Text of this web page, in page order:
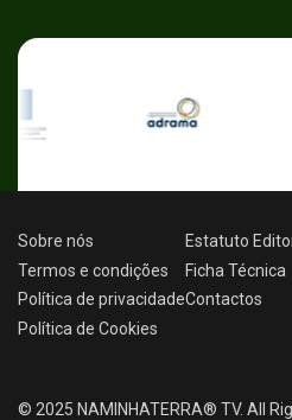
Sobre nós
Termos e condições
Política de privacidade
Política de Cookies
Estatuto
Ficha Técnica
Contactos
© 2025 NAMINHATERRA® TV. All